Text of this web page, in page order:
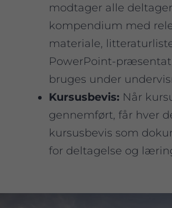
modtager alle
kompendium med
materiale,
PowerPoint-
bruges under
Kursusbevis: Når
gennemført, får hver
kursusbevis som
for deltagelse og